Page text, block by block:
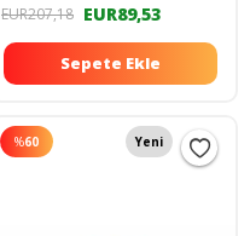
EUR207,18 EUR89,53
Sepete Ekle
%60 Yeni